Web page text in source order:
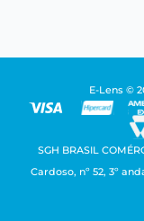
E-Lens ©
SGH BRASIL
Cardoso, nº 52, 3º